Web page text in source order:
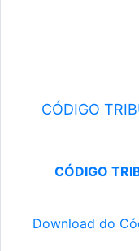
CÓDIGO
CÓDIGO
Download do